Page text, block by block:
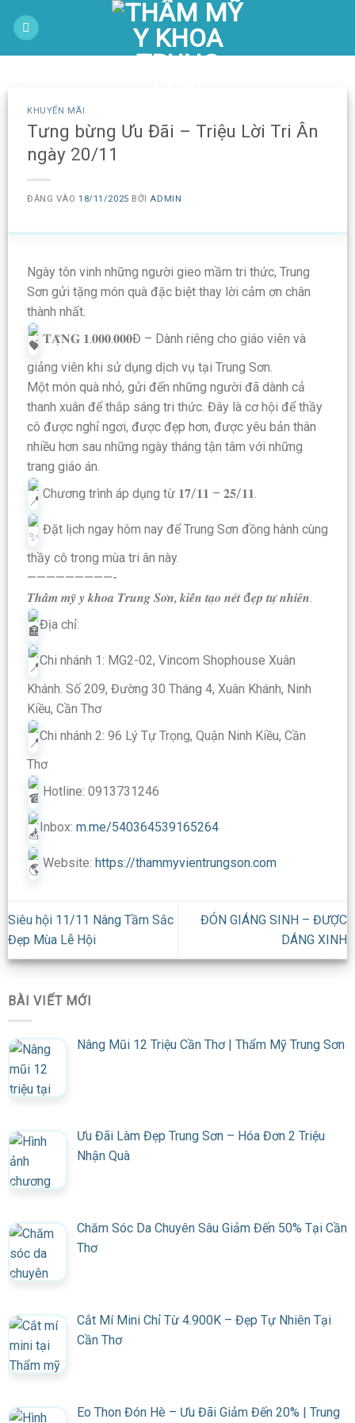
qua
KHUYẾN MÃI
Tưng bừng Ưu Đãi – Triệu Lời Tri Ân
ngày 20/11
ĐĂNG VÀO 18/11/2025 BỞI ADMIN
Ngày tôn vinh những người gieo mầm tri thức, Trung
Sơn gửi tặng món quà đặc biệt thay lời cảm ơn chân
thành nhất.
𝐓𝐀̣̆𝐍𝐆 𝟏.𝟎𝟎𝟎.𝟎𝟎𝟎Đ – Dành riêng cho giáo viên và
giảng viên khi sử dụng dịch vụ tại Trung Sơn.
Một món quà nhỏ, gửi đến những người đã dành cả
thanh xuân để thắp sáng tri thức. Đây là cơ hội để thầy
cô được nghỉ ngơi, được đẹp hơn, được yêu bản thân
nhiều hơn sau những ngày tháng tận tâm với những
trang giáo án.
Chương trình áp dụng từ 𝟏𝟕/𝟏𝟏 – 𝟐𝟓/𝟏𝟏.
Đặt lịch ngay hôm nay để Trung Sơn đồng hành cùng
thầy cô trong mùa tri ân này.
—————————-
𝑻𝒉𝒂̂̉𝒎 𝒎𝒚̃ 𝒚 𝒌𝒉𝒐𝒂 𝑻𝒓𝒖𝒏𝒈 𝑺𝒐̛𝒏, 𝒌𝒊𝒆̂́𝒏 𝒕𝒂̣𝒐 𝒏𝒆́𝒕 đ𝒆̣𝒑 𝒕𝒖̛̣ 𝒏𝒉𝒊𝒆̂𝒏.
Địa chỉ:
Chi nhánh 1: MG2-02, Vincom Shophouse Xuân
Khánh. Số 209, Đường 30 Tháng 4, Xuân Khánh, Ninh
Kiều, Cần Thơ
Chi nhánh 2: 96 Lý Tự Trọng, Quận Ninh Kiều, Cần
Thơ
Hotline: 0913731246
Inbox: m.me/540364539165264
Website: https://thammyvientrungson.com
Siêu hội 11/11 Nâng Tầm Sắc
Đẹp Mùa Lễ Hội
ĐÓN GIÁNG SINH – ĐƯỢC
DÁNG XINH
BÀI VIẾT MỚI
Nâng Mũi 12 Triệu Cần Thơ | Thẩm Mỹ Trung Sơn
Ưu Đãi Làm Đẹp Trung Sơn – Hóa Đơn 2 Triệu
Nhận Quà
Chăm Sóc Da Chuyên Sâu Giảm Đến 50% Tại Cần
Thơ
Cắt Mí Mini Chỉ Từ 4.900K – Đẹp Tự Nhiên Tại
Cần Thơ
Eo Thon Đón Hè – Ưu Đãi Giảm Đến 20% | Trung